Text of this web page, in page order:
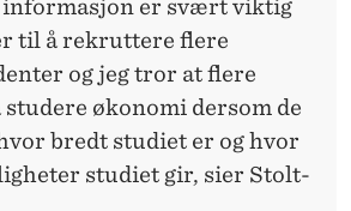
informasjon er svært viktig
til å rekruttere flere
og jeg tror at flere
studere økonomi dersom de
bredt studiet er og hvor
studiet gir, sier Stolt-